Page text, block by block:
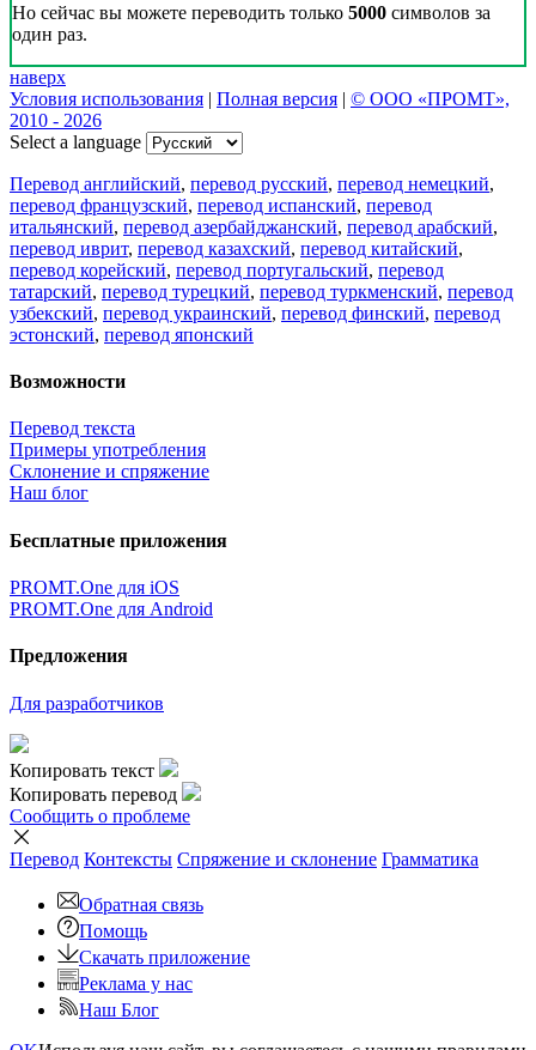
Но сейчас вы можете переводить только 5000 символов за
один раз.
наверх
Условия использования | Полная версия | © ООО «ПРОМТ»,
2010 - 2026
Select a language
Перевод английский, перевод русский, перевод немецкий,
перевод французский, перевод испанский, перевод
итальянский, перевод азербайджанский, перевод арабский,
перевод иврит, перевод казахский, перевод китайский,
перевод корейский, перевод португальский, перевод
татарский, перевод турецкий, перевод туркменский, перевод
узбекский, перевод украинский, перевод финский, перевод
эстонский, перевод японский
Возможности
Перевод текста
Примеры употребления
Склонение и спряжение
Наш блог
Бесплатные приложения
PROMT.One для iOS
PROMT.One для Android
Предложения
Для разработчиков
Копировать текст
Копировать перевод
Сообщить о проблеме
Перевод Контексты Спряжение и склонение Грамматика
Обратная связь
Помощь
Скачать приложение
Реклама у нас
Наш Блог